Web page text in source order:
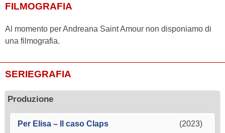
FILMOGRAFIA
Al momento per Andreana Saint Amour non disponiamo di
una filmografia.
SERIEGRAFIA
Produzione
Per Elisa – Il caso Claps (2023)